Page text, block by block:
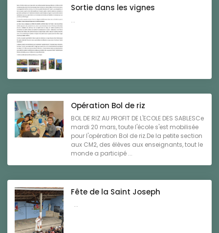
Sortie dans les vignes
...
Opération Bol de riz
BOL DE RIZ AU PROFIT DE L'ECOLE DES SABLESCe
mardi 20 mars, toute l'école s'est mobilisée
pour l'opération Bol de riz.De la petite section
aux CM2, des élèves aux enseignants, tout le
monde a participé ...
Fête de la Saint Joseph
...